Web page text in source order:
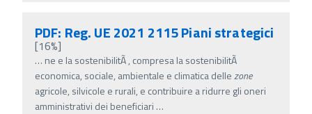
PDF: Reg. UE 2021 2115 Piani strategici
[16%]
… ne e la sostenibilitÃ , compresa la sostenibilitÃ
economica, sociale, ambientale e climatica dellezone
agricole, silvicole e rurali, e contribuire a ridurre gli oneri
amministrativi dei beneficiari …